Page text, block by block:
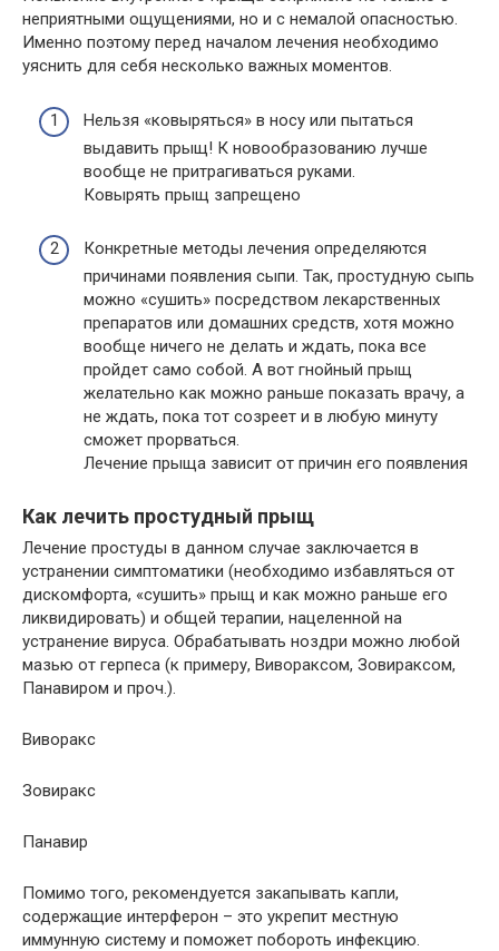
неприятными ощущениями, но и с немалой опасностью.
Именно поэтому перед началом лечения необходимо
уяснить для себя несколько важных моментов.
Нельзя «ковыряться» в носу или пытаться
выдавить прыщ! К новообразованию лучше
вообще не притрагиваться руками.
Ковырять прыщ запрещено
Конкретные методы лечения определяются
причинами появления сыпи. Так, простудную сыпь
можно «сушить» посредством лекарственных
препаратов или домашних средств, хотя можно
вообще ничего не делать и ждать, пока все
пройдет само собой. А вот гнойный прыщ
желательно как можно раньше показать врачу, а
не ждать, пока тот созреет и в любую минуту
сможет прорваться.
Лечение прыща зависит от причин его появления
Как лечить простудный прыщ
Лечение простуды в данном случае заключается в
устранении симптоматики (необходимо избавляться от
дискомфорта, «сушить» прыщ и как можно раньше его
ликвидировать) и общей терапии, нацеленной на
устранение вируса. Обрабатывать ноздри можно любой
мазью от герпеса (к примеру, Вивораксом, Зовираксом,
Панавиром и проч.).
Виворакс
Зовиракс
Панавир
Помимо того, рекомендуется закапывать капли,
содержащие интерферон – это укрепит местную
иммунную систему и поможет побороть инфекцию.